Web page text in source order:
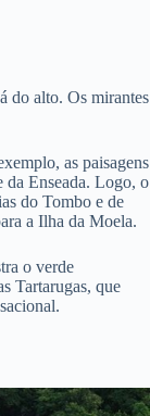
do alto. Os mirantes
as paisagens
da Enseada. Logo, o
do Tombo e de
a Ilha da Moela.
o verde
Tartarugas, que